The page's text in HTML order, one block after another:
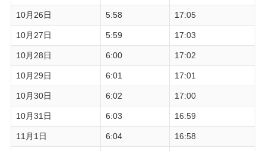
10月26日 5:58 17:05
10月27日 5:59 17:03
10月28日 6:00 17:02
10月29日 6:01 17:01
10月30日 6:02 17:00
10月31日 6:03 16:59
11月1日 6:04 16:58